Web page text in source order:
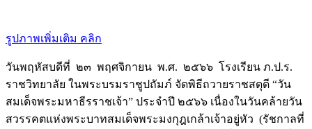
รูปภาพเพิ่มเติม คลิก
วันพฤหัสบดีที่ ๒๓ พฤศจิกายน พ.ศ. ๒๕๖๖ โรงเรียน ภ.ป.ร.
ราชวิทยาลัย ในพระบรมราชูปถัมภ์ จัดพิธีถวายราชสดุดี “วัน
สมเด็จพระมหาธีรราชเจ้า” ประจำปี ๒๕๖๖ เนื่องในวันคล้ายวัน
สวรรคตแห่งพระบาทสมเด็จพระมงกุฎเกล้าเจ้าอยู่หัว (รัชกาลที่